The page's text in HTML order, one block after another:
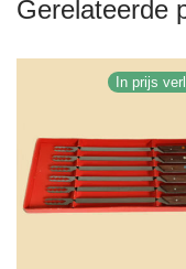
Gerelateerde
In prijs